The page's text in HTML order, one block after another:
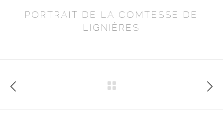
PORTRAIT DE LA COMTESSE DE
LIGNIÈRES